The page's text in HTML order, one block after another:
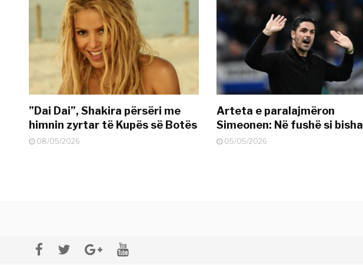
”Dai Dai”, Shakira përsëri me
himnin zyrtar të Kupës së Botës
08/05/2026
Arteta e paralajmëron
Simeonen: Në fushë si bisha
05/05/2026